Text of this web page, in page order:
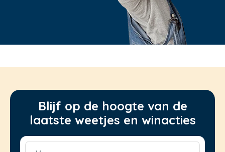
Blijf op de hoogte van de
laatste weetjes en winacties
Voornaam